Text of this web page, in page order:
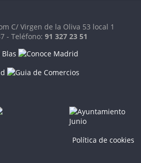
C/ Virgen de la Oliva 53 local 1
- Teléfono:91 327 23 51
Política de cookies